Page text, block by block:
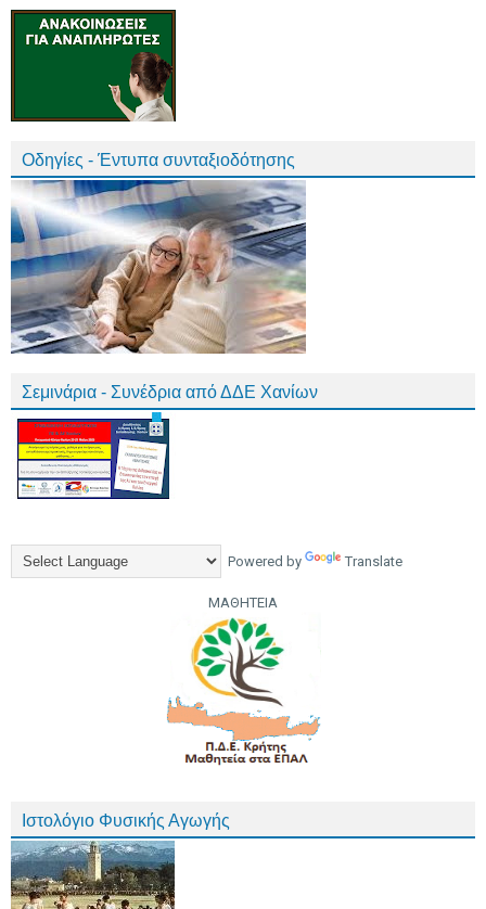
Οδηγίες - Έντυπα συνταξιοδότησης
Σεμινάρια - Συνέδρια από ΔΔΕ Χανίων
Powered by Translate
ΜΑΘΗΤΕΙΑ
Ιστολόγιο Φυσικής Αγωγής